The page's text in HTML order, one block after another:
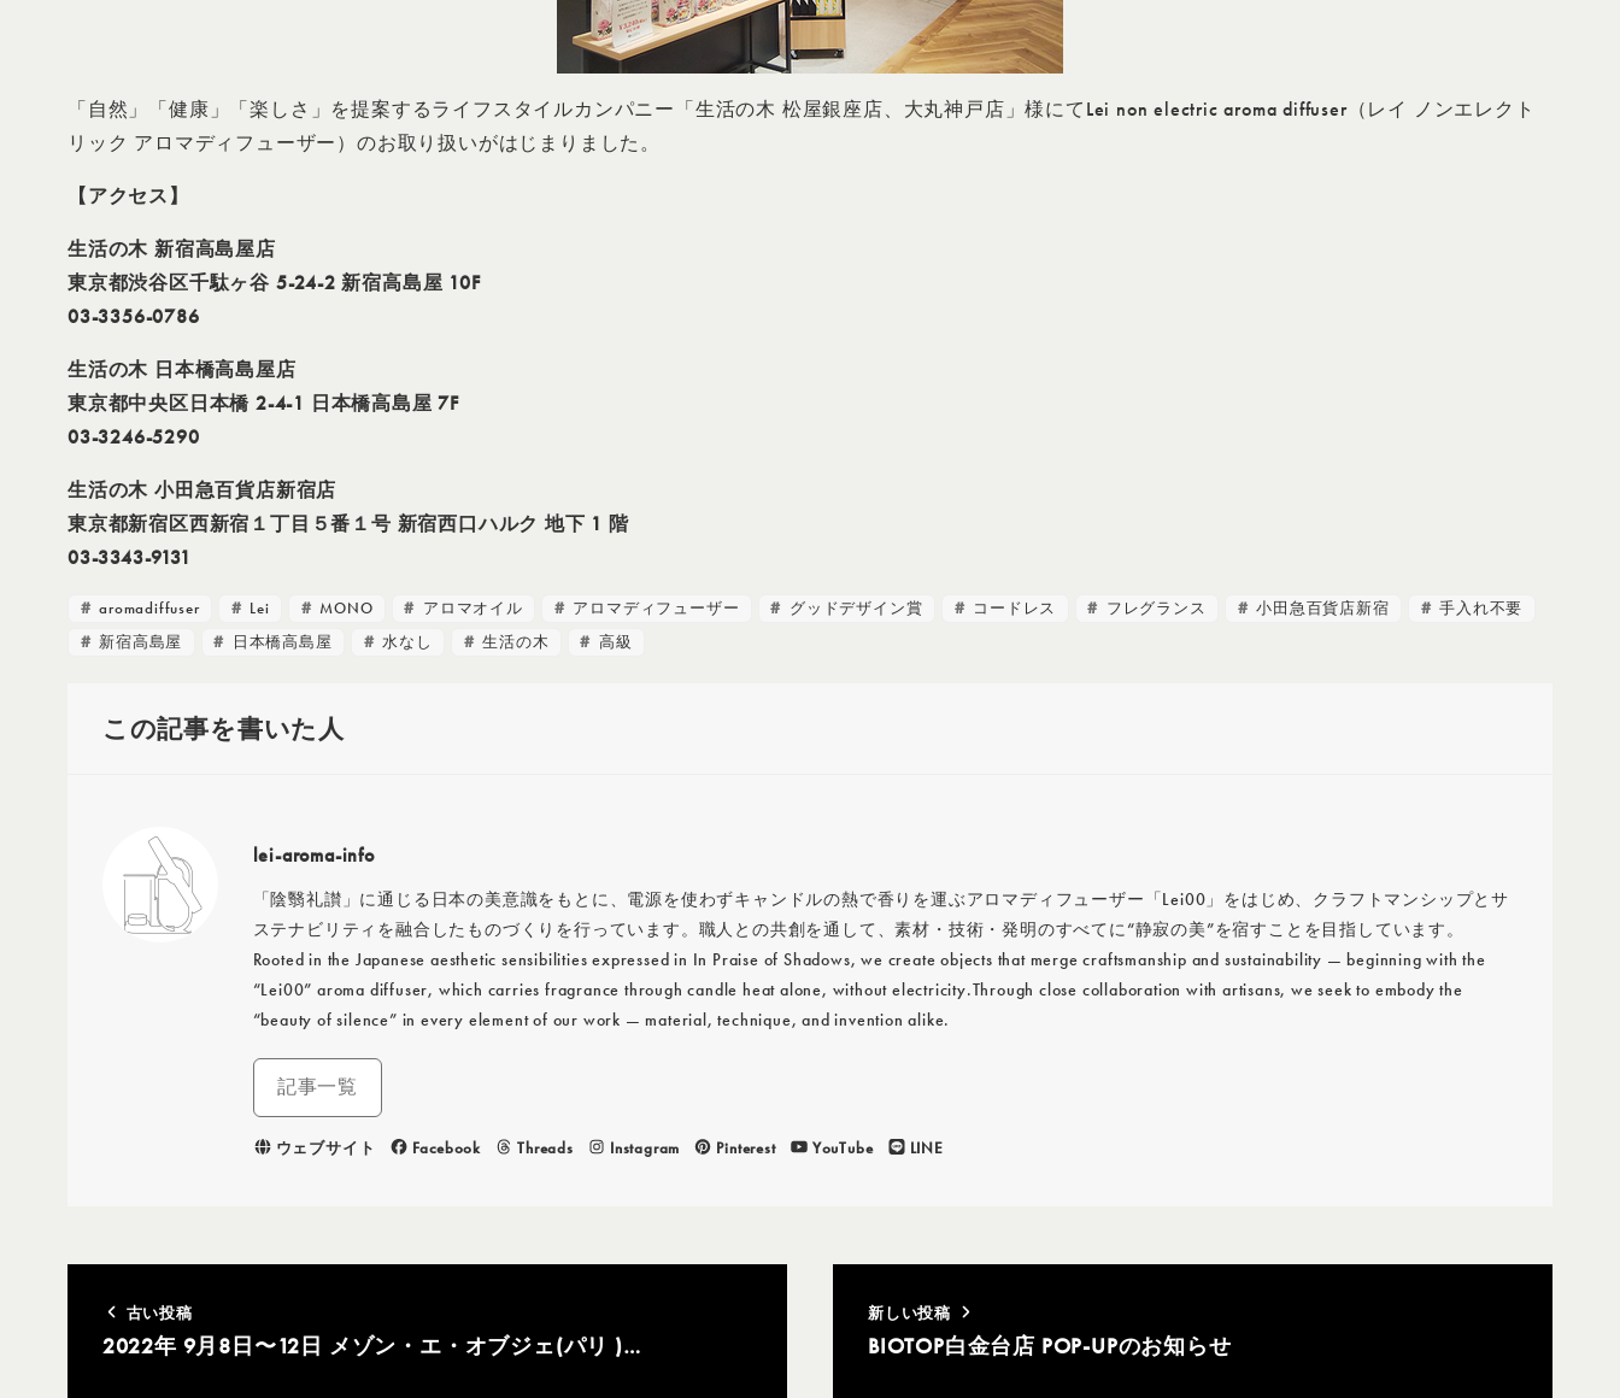
「自然」「健康」「楽しさ」を提案するライフスタイルカンパニー「生活の木 松屋銀座店、大丸神戸店」様にてLei non electric aroma diffuser（レイ ノンエレクト
リック アロマディフューザー）のお取り扱いがはじまりました。
【アクセス】
生活の木 新宿高島屋店
東京都渋谷区千駄ヶ谷 5-24-2 新宿高島屋 10F
03-3356-0786
生活の木 日本橋高島屋店
東京都中央区日本橋 2-4-1 日本橋高島屋 7F
03-3246-5290
生活の木 小田急百貨店新宿店
東京都新宿区西新宿１丁目５番１号 新宿西口ハルク 地下 1 階
03-3343-9131
aromadiffuser Lei MONO アロマオイル アロマディフューザー グッドデザイン賞 コードレス フレグランス 小田急百貨店新宿
手入れ不要
新宿高島屋
日本橋高島屋 水なし 生活の木 高級
この記事を書いた人
lei-aroma-info
「陰翳礼讃」に通じる日本の美意識をもとに、電源を使わずキャンドルの熱で香りを運ぶアロマディフューザー「Lei00」をはじめ、クラフトマンシップとサ
ステナビリティを融合したものづくりを行っています。職人との共創を通して、素材・技術・発明のすべてに“静寂の美”を宿すことを目指しています。
Rooted in the Japanese aesthetic sensibilities expressed in In Praise of Shadows, we create objects that merge craftsmanship and sustainability — beginning with the
“Lei00” aroma diffuser, which carries fragrance through candle heat alone, without electricity.Through close collaboration with artisans, we seek to embody the
“beauty of silence” in every element of our work — material, technique, and invention alike.
記事一覧
ウェブサイト Facebook Threads Instagram Pinterest YouTube LINE
古い投稿
2022年 9月8日〜12日 メゾン・エ・オブジェ(パリ )…
新しい投稿
BIOTOP白金台店 POP-UPのお知らせ